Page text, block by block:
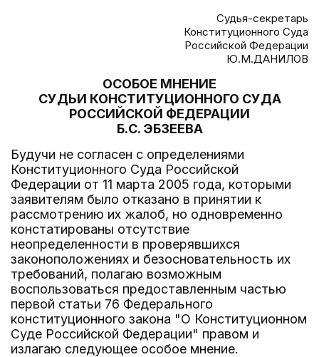
Судья-секретарь
Конституционного Суда
Российской Федерации
Ю.М.ДАНИЛОВ
ОСОБОЕ МНЕНИЕ
СУДЬИ КОНСТИТУЦИОННОГО СУДА
РОССИЙСКОЙ ФЕДЕРАЦИИ
Б.С. ЭБЗЕЕВА
Будучи не согласен с определениями
Конституционного Суда Российской
Федерации от 11 марта 2005 года, которыми
заявителям было отказано в принятии к
рассмотрению их жалоб, но одновременно
констатированы отсутствие
неопределенности в проверявшихся
законоположениях и безосновательность их
требований, полагаю возможным
воспользоваться предоставленным частью
первой статьи 76 Федерального
конституционного закона "О Конституционном
Суде Российской Федерации" правом и
излагаю следующее особое мнение.